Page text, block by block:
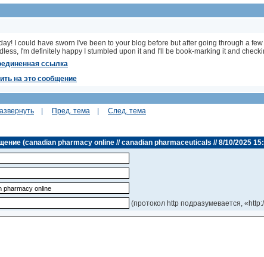
I could have sworn I've been to your blog before but after going through a
I'm definitely happy I stumbled upon it and I'll be book-marking it and
ссылка
на это сообщение
Пред. тема След. тема
(canadian pharmacy online // canadian pharmaceuticals // 8/10/2025
(протокол http подразумевается,